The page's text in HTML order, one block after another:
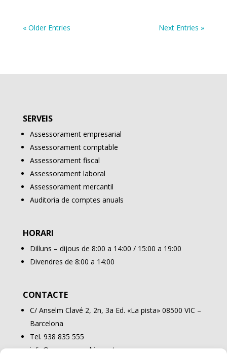
« Older Entries Next Entries »
SERVEIS
Assessorament empresarial
Assessorament comptable
Assessorament fiscal
Assessorament laboral
Assessorament mercantil
Auditoria de comptes anuals
HORARI
Dilluns – dijous de 8:00 a 14:00 / 15:00 a 19:00
Divendres de 8:00 a 14:00
CONTACTE
C/ Anselm Clavé 2, 2n, 3a Ed. «La pista» 08500 VIC –
Barcelona
Tel. 938 835 555
info@osonaconsulting.cat